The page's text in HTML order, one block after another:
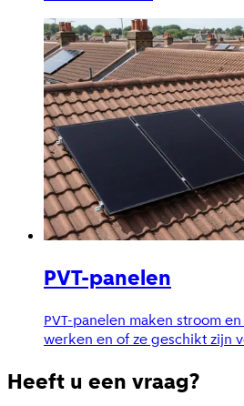
PVT-panelen
PVT-panelen maken stroom
werken en of ze geschikt zijn
Heeft u een vraag?